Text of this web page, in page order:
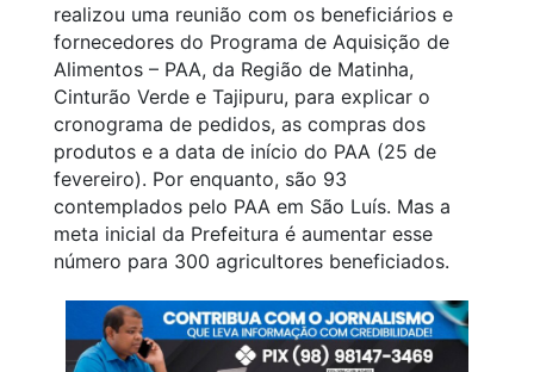
realizou uma reunião com os beneficiários e
fornecedores do Programa de Aquisição de
Alimentos – PAA, da Região de Matinha,
Cinturão Verde e Tajipuru, para explicar o
cronograma de pedidos, as compras dos
produtos e a data de início do PAA (25 de
fevereiro). Por enquanto, são 93
contemplados pelo PAA em São Luís. Mas a
meta inicial da Prefeitura é aumentar esse
número para 300 agricultores beneficiados.